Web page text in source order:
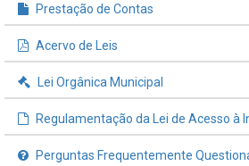
Prestação de Contas
Acervo de Leis
Lei Orgânica Municipal
Regulamentação da Lei de Acesso à
Perguntas Frequentemente